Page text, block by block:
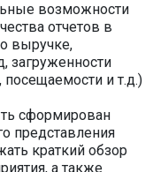
возможности
отчетов в
выручке,
загруженности
и т.д.)
сформирован
представления
краткий обзор
а также